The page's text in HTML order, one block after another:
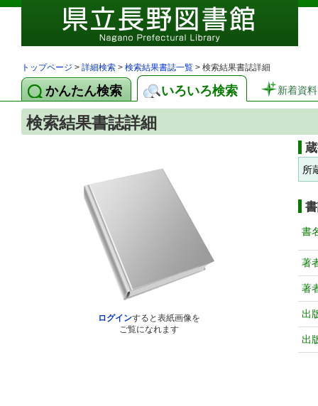
トップページ > 詳細検索 > 検索結果書誌一覧 > 検索結果書誌詳細
かんたん検索 いろいろ検索 新着資料
検索結果書誌詳細
ログインすると表紙画像を
ご覧になれます
所
書
著
著
出
出